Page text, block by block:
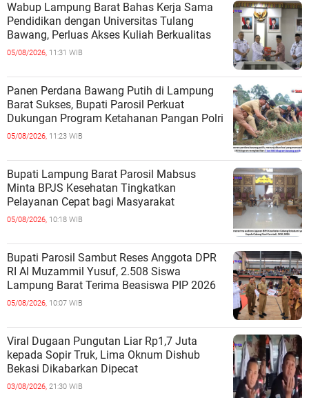
Wabup Lampung Barat Bahas Kerja Sama
Pendidikan dengan Universitas Tulang
Bawang, Perluas Akses Kuliah Berkualitas
05/08/2026, 11:31 WIB
Panen Perdana Bawang Putih di Lampung
Barat Sukses, Bupati Parosil Perkuat
Dukungan Program Ketahanan Pangan Polri
05/08/2026, 11:23 WIB
Bupati Lampung Barat Parosil Mabsus
Minta BPJS Kesehatan Tingkatkan
Pelayanan Cepat bagi Masyarakat
05/08/2026, 10:18 WIB
Bupati Parosil Sambut Reses Anggota DPR
RI Al Muzammil Yusuf, 2.508 Siswa
Lampung Barat Terima Beasiswa PIP 2026
05/08/2026, 10:07 WIB
Viral Dugaan Pungutan Liar Rp1,7 Juta
kepada Sopir Truk, Lima Oknum Dishub
Bekasi Dikabarkan Dipecat
03/08/2026, 21:30 WIB